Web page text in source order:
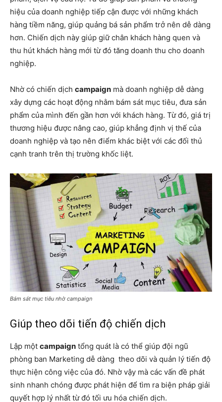
hiệu của doanh nghiệp tiếp cận được với những khách
hàng tiềm năng, giúp quảng bá sản phẩm trở nên dễ dàng
hơn. Chiến dịch này giúp giữ chân khách hàng quen và
thu hút khách hàng mới từ đó tăng doanh thu cho doanh
nghiệp.
Nhờ có chiến dịch campaign mà doanh nghiệp dễ dàng
xây dựng các hoạt động nhằm bám sát mục tiêu, đưa sản
phẩm của mình đến gần hơn với khách hàng. Từ đó, giá trị
thương hiệu được nâng cao, giúp khẳng định vị thế của
doanh nghiệp và tạo nên điểm khác biệt với các đối thủ
cạnh tranh trên thị trường khốc liệt.
Bám sát mục tiêu nhờ campaign
Giúp theo dõi tiến độ chiến dịch
Lập một campaign tổng quát là có thể giúp đội ngũ
phòng ban Marketing dễ dàng theo dõi và quản lý tiến độ
thực hiện công việc của đó. Nhờ vậy mà các vấn đề phát
sinh nhanh chóng được phát hiện để tìm ra biện pháp giải
quyết hợp lý nhất từ đó tối ưu hóa chiến dịch.